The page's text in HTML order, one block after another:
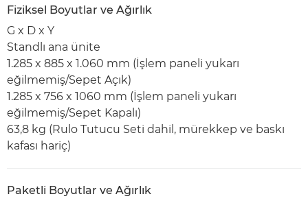
Fiziksel Boyutlar ve Ağırlık
G x D x Y
Standlı ana ünite
1.285 x 885 x 1.060 mm (İşlem paneli yukarı
eğilmemiş/Sepet Açık)
1.285 x 756 x 1060 mm (İşlem paneli yukarı
eğilmemiş/Sepet Kapalı)
63,8 kg (Rulo Tutucu Seti dahil, mürekkep ve baskı
kafası hariç)
Paketli Boyutlar ve Ağırlık